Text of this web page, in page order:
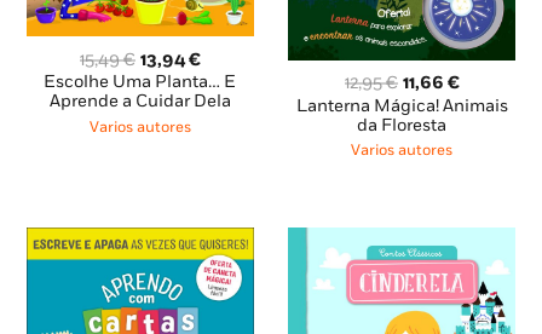
15,49€ O
preço
original
era:
13,94€O
preço
atual
Escolhe Uma Planta… E
Aprende a Cuidar Dela
Varios autores
12,95€ O
preço
original
era:
11,66 €O
preço
Lanterna Mágica! Animais
da Floresta
Varios autores